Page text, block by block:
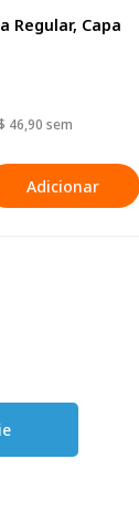
Regular, Capa
46,90 sem
Adicionar